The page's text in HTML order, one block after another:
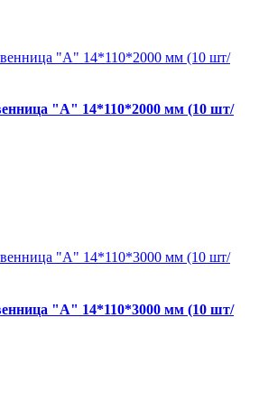
"А" 14*110*2000 мм (10 шт/
"А" 14*110*3000 мм (10 шт/